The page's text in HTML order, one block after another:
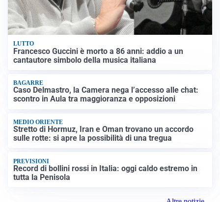
LUTTO
Francesco Guccini è morto a 86 anni: addio a un
cantautore simbolo della musica italiana
BAGARRE
Caso Delmastro, la Camera nega l’accesso alle chat:
scontro in Aula tra maggioranza e opposizioni
MEDIO ORIENTE
Stretto di Hormuz, Iran e Oman trovano un accordo
sulle rotte: si apre la possibilità di una tregua
PREVISIONI
Record di bollini rossi in Italia: oggi caldo estremo in
tutta la Penisola